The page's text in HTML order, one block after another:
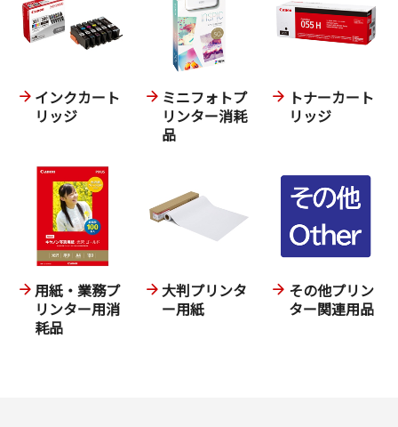
インクカート
リッジ
ミニフォトプ
リンター消耗
品
トナーカート
リッジ
用紙・業務プ
リンター用消
耗品
大判プリンタ
ー用紙
その他プリン
ター関連用品